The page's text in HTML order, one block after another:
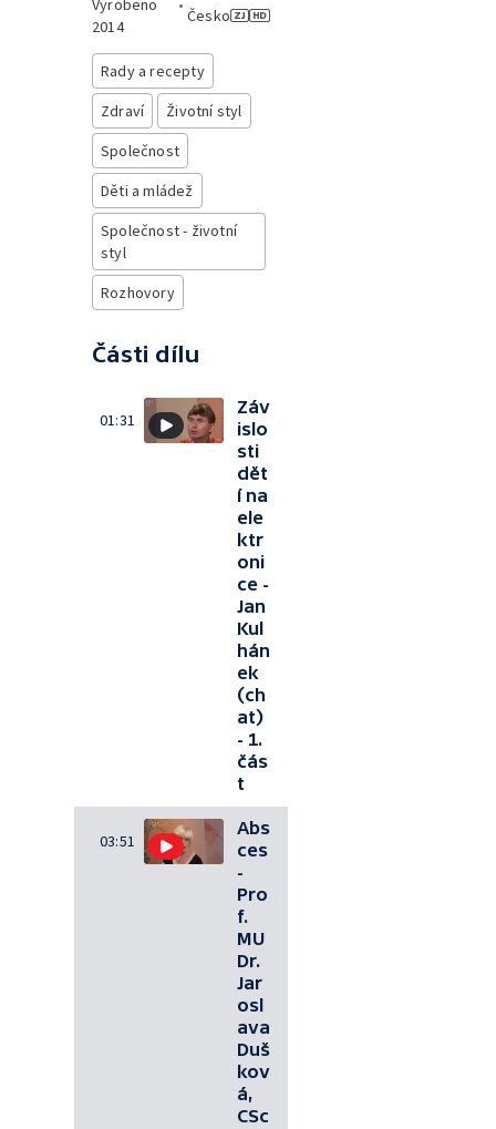
Vyrobeno
2014
•
Česko
Rady a recepty
Zdraví
Životní styl
Společnost
Děti a mládež
Společnost - životní
styl
Rozhovory
Části dílu
01:31
Záv
islo
sti
dět
í na
ele
ktr
oni
ce -
Jan
Kul
hán
ek
(ch
at)
- 1.
čás
t
03:51
Abs
ces
-
Pro
f.
MU
Dr.
Jar
osl
ava
Duš
kov
á,
CSc